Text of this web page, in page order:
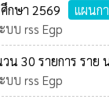
กษา 2569
แผนก
บบ rss Egp
30 รายการ ราย
บบ rss Egp